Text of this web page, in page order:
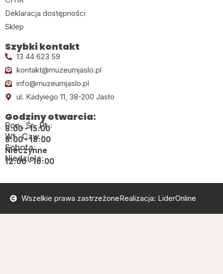
Deklaracja dostępności
Sklep
Szybki kontakt
13 44 623 59
kontakt@muzeumjaslo.pl
info@muzeumjaslo.pl
ul. Kadyiego 11, 38-200 Jasło
Godziny otwarcia:
Pon., Śr., Pt.:
8:00 - 15:00
Wt., Czw.:
8:00 - 18:00
Sobota:
Nieczynne
Niedziela:
12:00 - 16:00
Wszelkie prawa zastrzeżoneRealizacja: LiderOnline